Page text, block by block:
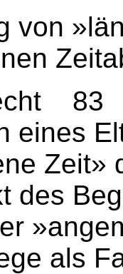
von
83
eines
Zeit»
des
als